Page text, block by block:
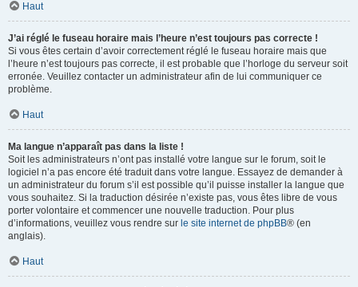
Haut
J’ai réglé le fuseau horaire mais l’heure n’est toujours pas correcte !
Si vous êtes certain d’avoir correctement réglé le fuseau horaire mais que
l’heure n’est toujours pas correcte, il est probable que l’horloge du serveur soit
erronée. Veuillez contacter un administrateur afin de lui communiquer ce
problème.
Haut
Ma langue n’apparaît pas dans la liste !
Soit les administrateurs n’ont pas installé votre langue sur le forum, soit le
logiciel n’a pas encore été traduit dans votre langue. Essayez de demander à
un administrateur du forum s’il est possible qu’il puisse installer la langue que
vous souhaitez. Si la traduction désirée n’existe pas, vous êtes libre de vous
porter volontaire et commencer une nouvelle traduction. Pour plus
d’informations, veuillez vous rendre sur le site internet de phpBB® (en
anglais).
Haut